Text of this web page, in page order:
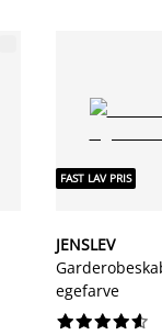
FAST LAV PRIS
JENSLEV
egefarve





